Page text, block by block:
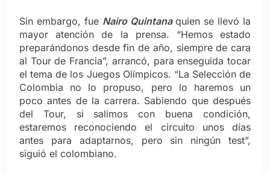
Sin embargo, fue Nairo Quintanaquien se llevó la
mayor atención de la prensa. “Hemos estado
preparándonos desde fin de año, siempre de cara
al Tour de Francia”, arrancó, para enseguida tocar
el tema de los Juegos Olímpicos. “La Selección de
Colombia no lo propuso, pero lo haremos un
poco antes de la carrera. Sabiendo que después
del Tour, si salimos con buena condición,
estaremos reconociendo el circuito unos días
antes para adaptarnos, pero sin ningún test”,
siguió el colombiano.